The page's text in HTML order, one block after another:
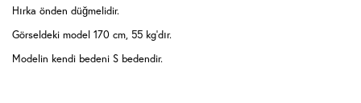
Hırka önden düğmelidir.
Görseldeki model 170 cm, 55 kg'dır.
Modelin kendi bedeni S bedendir.